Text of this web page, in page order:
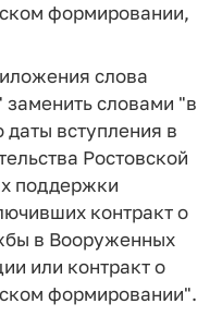
формировании,
слова
заменить словами "в
даты вступления в
Ростовской
поддержки
контракт о
в Вооруженных
или контракт о
формировании".